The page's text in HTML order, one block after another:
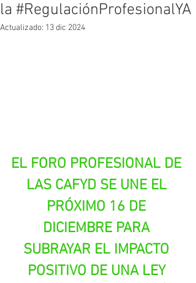
la #RegulaciónProfesionalYA
Actualizado: 13 dic 2024
EL FORO PROFESIONAL DE
LAS CAFYD SE UNE EL
PRÓXIMO 16 DE
DICIEMBRE PARA
SUBRAYAR EL IMPACTO
POSITIVO DE UNA LEY